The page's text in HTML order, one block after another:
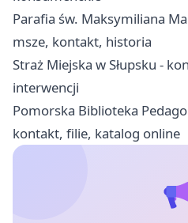
Parafia św. Maksymiliana
msze, kontakt, historia
Straż Miejska w Słupsku -
interwencji
Pomorska Biblioteka
kontakt, filie, katalog online